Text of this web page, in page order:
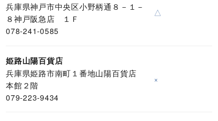
兵庫県神戸市中央区小野柄通８－１－
８神戸阪急店 １Ｆ
078-241-0585
△
姫路山陽百貨店
兵庫県姫路市南町１番地山陽百貨店
本館２階
079-223-9434
×